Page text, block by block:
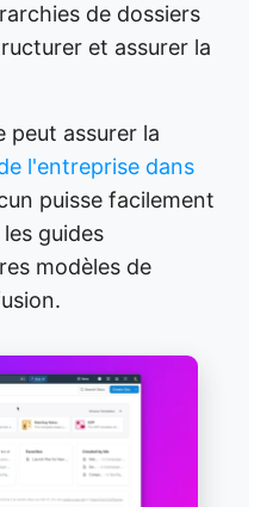
de dossiers
et assurer la
peut assurer la
l'entreprise dans
puisse facilement
guides
modèles de